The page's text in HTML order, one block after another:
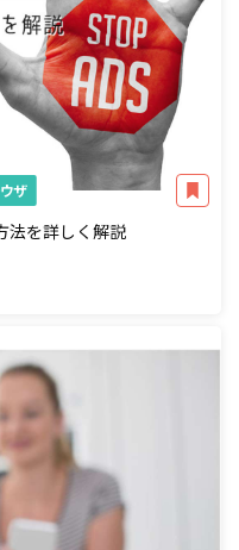
ザ
法を詳しく解説